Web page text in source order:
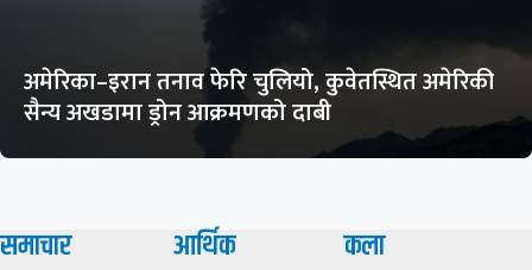
अमेरिका–इरान तनाव फेरि चुलियो, कुवेतस्थित अमेरिकी
सैन्य अखडामा ड्रोन आक्रमणको दाबी
समाचार आर्थिक कला